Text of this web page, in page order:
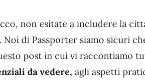
non esitate a includere la
di Passporter siamo sicuri
post in cui vi raccontiamo
da vedere, agli aspetti